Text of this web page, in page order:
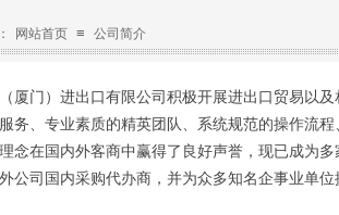
网站首页 ≡ 公司简介
门）进出口有限公司 积极开展进出口贸易以
务、专业素质的精英团队、系统规范的操作流
念在国内外客商中赢得了良好声誉，现已成为
公司国内采购代办商，并为众多知名企事业单